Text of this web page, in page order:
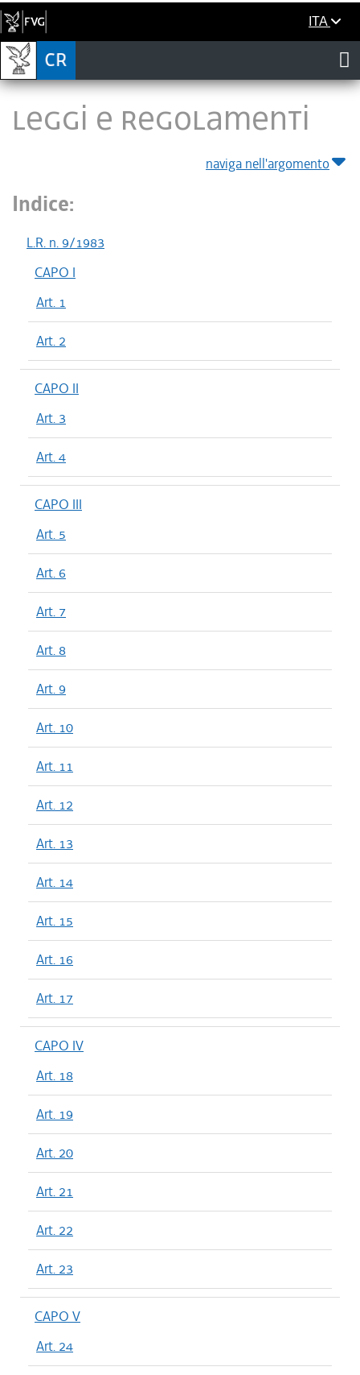
ITA
LEGGI E REGOLAMENTI
naviga nell'argomento
Indice:
L.R. n. 9/1983
CAPO I
Art. 1
Art. 2
CAPO II
Art. 3
Art. 4
CAPO III
Art. 5
Art. 6
Art. 7
Art. 8
Art. 9
Art. 10
Art. 11
Art. 12
Art. 13
Art. 14
Art. 15
Art. 16
Art. 17
CAPO IV
Art. 18
Art. 19
Art. 20
Art. 21
Art. 22
Art. 23
CAPO V
Art. 24